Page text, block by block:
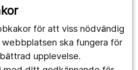
för att viss nödvändig
ska fungera för
upplevelse.